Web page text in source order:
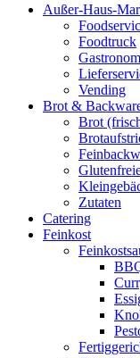
Außer-Haus-
Foodtruck
Vending
Brot &
Brot
Zutaten
Catering
Feinkost